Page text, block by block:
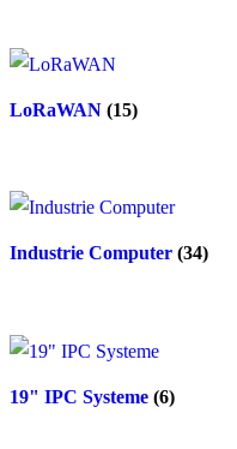
LoRaWAN (15)
Industrie Computer (34)
19" IPC Systeme (6)